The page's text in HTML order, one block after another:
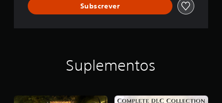
Subscrever
Suplementos